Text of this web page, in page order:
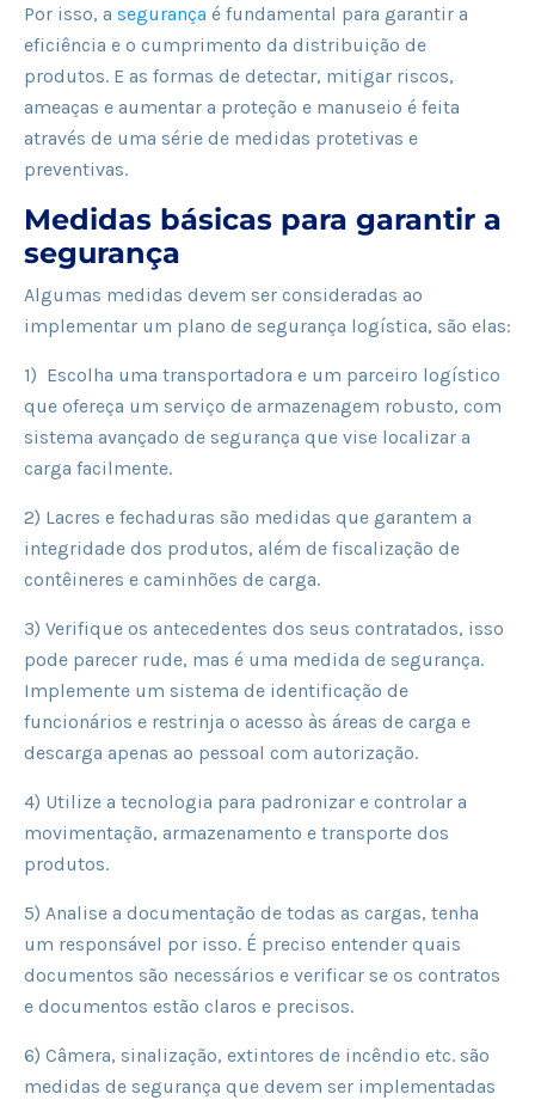
Por isso, a segurança é fundamental para garantir a
eficiência e o cumprimento da distribuição de
produtos. E as formas de detectar, mitigar riscos,
ameaças e aumentar a proteção e manuseio é feita
através de uma série de medidas protetivas e
preventivas.
Medidas básicas para garantir a
segurança
Algumas medidas devem ser consideradas ao
implementar um plano de segurança logística, são elas:
1) Escolha uma transportadora e um parceiro logístico
que ofereça um serviço de armazenagem robusto, com
sistema avançado de segurança que vise localizar a
carga facilmente.
2) Lacres e fechaduras são medidas que garantem a
integridade dos produtos, além de fiscalização de
contêineres e caminhões de carga.
3) Verifique os antecedentes dos seus contratados, isso
pode parecer rude, mas é uma medida de segurança.
Implemente um sistema de identificação de
funcionários e restrinja o acesso às áreas de carga e
descarga apenas ao pessoal com autorização.
4) Utilize a tecnologia para padronizar e controlar a
movimentação, armazenamento e transporte dos
produtos.
5) Analise a documentação de todas as cargas, tenha
um responsável por isso. É preciso entender quais
documentos são necessários e verificar se os contratos
e documentos estão claros e precisos.
6) Câmera, sinalização, extintores de incêndio etc. são
medidas de segurança que devem ser implementadas